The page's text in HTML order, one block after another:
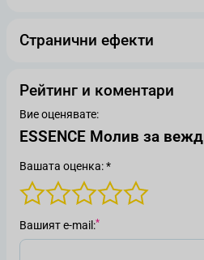
Странични ефекти
Рейтинг и коментари
Вие оценявате:
ESSENCE Молив за
Вашата оценка: *
Вашият е-mail